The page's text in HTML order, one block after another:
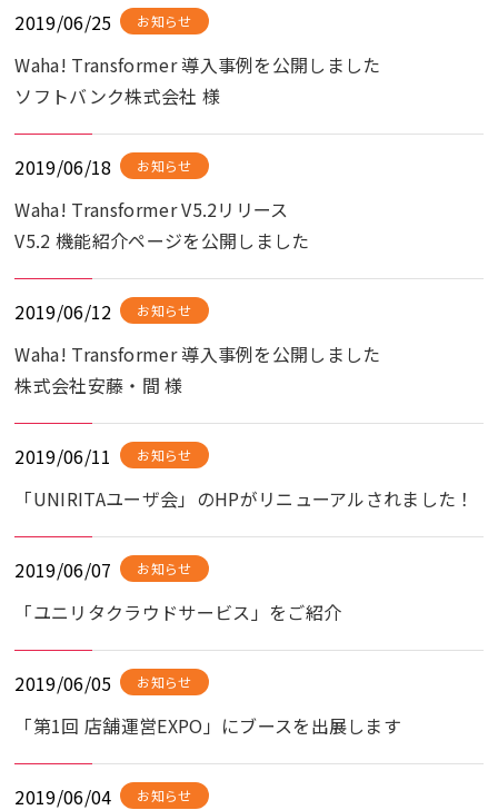
2019/06/25 お知らせ
Waha! Transformer 導入事例を公開しました
ソフトバンク株式会社 様
2019/06/18 お知らせ
Waha! Transformer V5.2リリース
V5.2 機能紹介ページを公開しました
2019/06/12 お知らせ
Waha! Transformer 導入事例を公開しました
株式会社安藤・間 様
2019/06/11 お知らせ
「UNIRITAユーザ会」のHPがリニューアルされました！
2019/06/07 お知らせ
「ユニリタクラウドサービス」をご紹介
2019/06/05 お知らせ
「第1回 店舗運営EXPO」にブースを出展します
2019/06/04 お知らせ